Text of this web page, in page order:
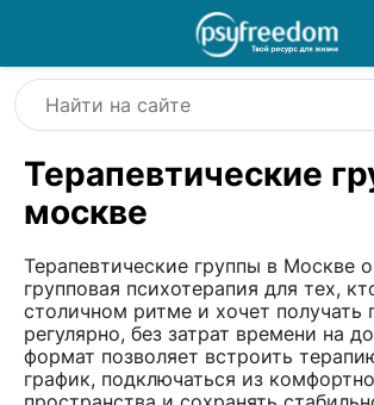
Терапевтические
москве
Терапевтические группы в Москве
групповая психотерапия для тех,
столичном ритме и хочет получать
регулярно, без затрат времени на
формат позволяет встроить
график, подключаться из